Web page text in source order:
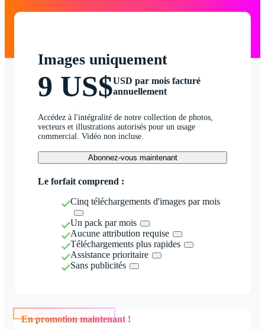
Images uniquement
9 US$USD par mois facturé
annuellement
Accédez à l'intégralité de notre collection de photos,
vecteurs et illustrations autorisés pour un usage
commercial. Vidéo non incluse.
Abonnez-vous maintenant
Le forfait comprend :
Cinq téléchargements d'images par mois
Un pack par mois
Aucune attribution requise
Téléchargements plus rapides
Assistance prioritaire
Sans publicités
En promotion maintenant !